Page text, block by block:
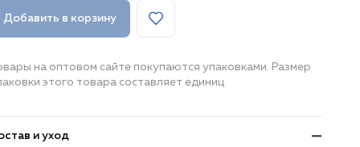
Добавить в корзину
на оптовом сайте покупаются упаковками. Размер
этого товара составляет единиц
и уход